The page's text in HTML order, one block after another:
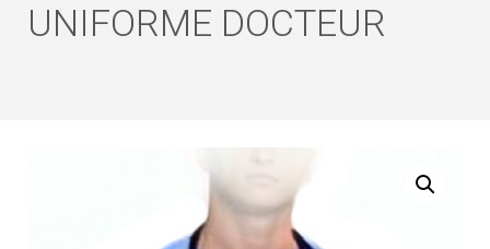
UNIFORME DOCTEUR